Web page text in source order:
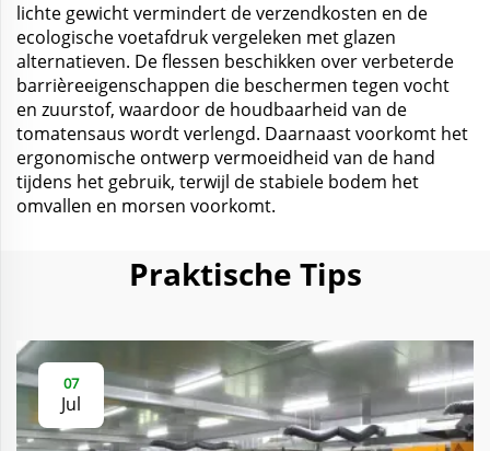
lichte gewicht vermindert de verzendkosten en de
ecologische voetafdruk vergeleken met glazen
alternatieven. De flessen beschikken over verbeterde
barrièreeigenschappen die beschermen tegen vocht
en zuurstof, waardoor de houdbaarheid van de
tomatensaus wordt verlengd. Daarnaast voorkomt het
ergonomische ontwerp vermoeidheid van de hand
tijdens het gebruik, terwijl de stabiele bodem het
omvallen en morsen voorkomt.
Praktische Tips
07
Jul